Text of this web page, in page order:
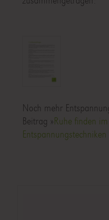
Noch mehr
Beitrag »Ruhe finden